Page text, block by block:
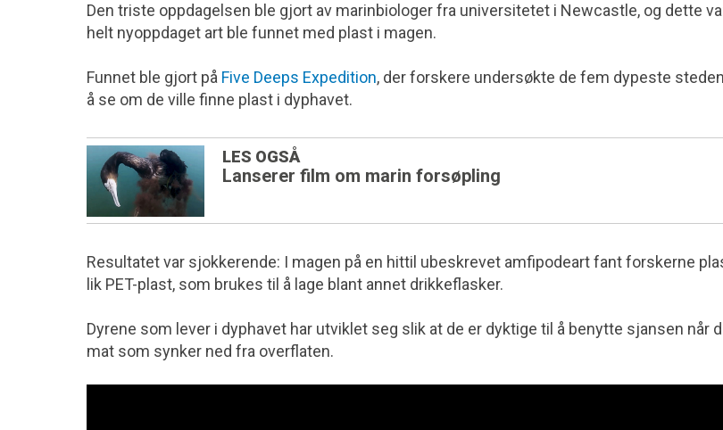
Den triste oppdagelsen ble gjort av marinbiologer fra universitetet i Newcastle, og dette
helt nyoppdaget art ble funnet med plast i magen.
Funnet ble gjort på Five Deeps Expedition, der forskere undersøkte de fem dypeste
å se om de ville finne plast i dyphavet.
LES OGSÅ
Lanserer film om marin forsøpling
Resultatet var sjokkerende: I magen på en hittil ubeskrevet amfipodeart fant forskerne
lik PET-plast, som brukes til å lage blant annet drikkeflasker.
Dyrene som lever i dyphavet har utviklet seg slik at de er dyktige til å benytte sjansen når
mat som synker ned fra overflaten.